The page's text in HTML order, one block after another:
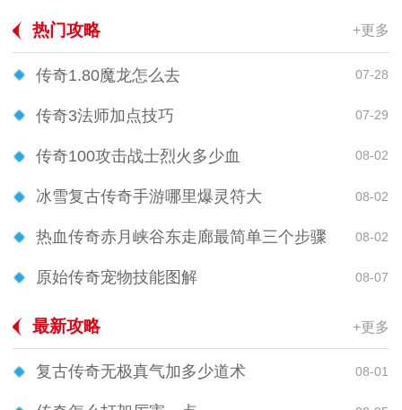
热门攻略 +更多
传奇1.80魔龙怎么去 07-28
传奇3法师加点技巧 07-29
传奇100攻击战士烈火多少血 08-02
冰雪复古传奇手游哪里爆灵符大 08-02
热血传奇赤月峡谷东走廊最简单三个步骤 08-02
原始传奇宠物技能图解 08-07
最新攻略 +更多
复古传奇无极真气加多少道术 08-01